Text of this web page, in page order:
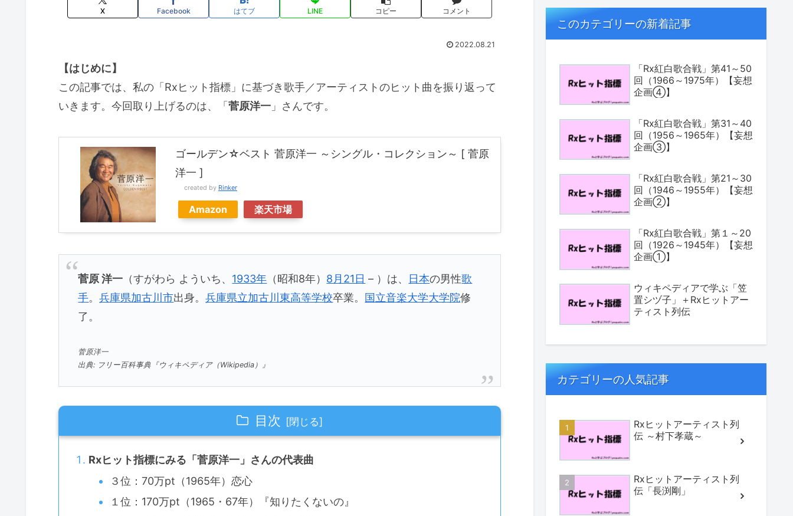
X Facebook はてブ LINE コピー コメント
2022.08.21
【はじめに】
この記事では、私の「Rxヒット指標」に基づき歌手／アーティストのヒット曲を振り返って
いきます。今回取り上げるのは、「 菅原洋一 」さんです。
ゴールデン☆ベスト 菅原洋一 ～シングル・コレクション～ [ 菅原
洋一 ]
created by Rinker
Amazon 楽天市場
菅原 洋一 （すがわら よういち、 1933年 （昭和8年） 8月21日 – ）は、 日本の男性歌
手。兵庫県加古川市出身。兵庫県立加古川東高等学校卒業。 国立音楽大学大学院修
了。
菅原洋一
出典: フリー百科事典『ウィキペディア（Wikipedia）』
目次
Rxヒット指標にみる「菅原洋一」さんの代表曲
３位：70万pt（1965年）恋心
１位：170万pt（1965・67年）『知りたくないの』
このカテゴリーの新着記事
「Rx紅白歌合戦」第41～50
回（1966～1975年）【妄想
企画④】
「Rx紅白歌合戦」第31～40
回（1956～1965年）【妄想
企画③】
「Rx紅白歌合戦」第21～30
回（1946～1955年）【妄想
企画②】
「Rx紅白歌合戦」第１～20
回（1926～1945年）【妄想
企画①】
ウィキペディアで学ぶ「笠
置シヅ子」＋Rxヒットアー
ティスト列伝
カテゴリーの人気記事
Rxヒットアーティスト列
伝 ～村下孝蔵～
Rxヒットアーティスト列
伝「長渕剛」